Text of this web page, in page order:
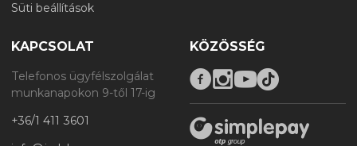
Süti beállítások
KAPCSOLAT
Telefonos ügyfélszolgálat
munkanapokon 9-től 17-ig
+36/1 411 3601
KÖZÖSSÉG